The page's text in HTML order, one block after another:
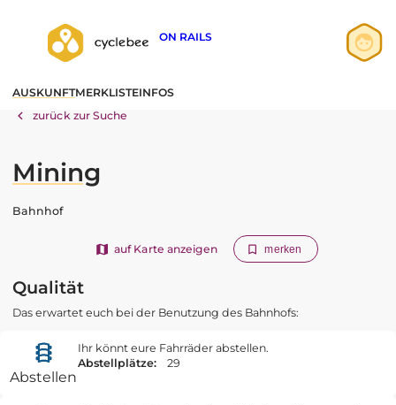
ON RAILS
AUSKUNFTMERKLISTEINFOS
zurück zur Suche
Mining
Bahnhof
auf Karte anzeigen merken
Qualität
Das erwartet euch bei der Benutzung des Bahnhofs:
Abstellen
Ihr könnt eure Fahrräder abstellen.
Abstellplätze:
29